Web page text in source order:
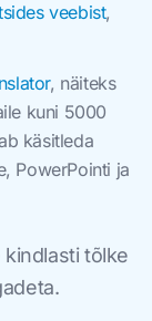
veebist,
, näiteks
kuni 5000
käsitleda
PowerPointi ja
tõlke